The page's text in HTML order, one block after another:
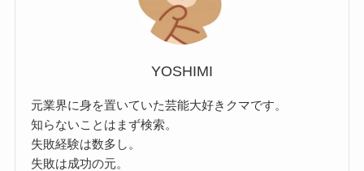
YOSHIMI
元業界に身を置いていた芸能大好きクマです。
知らないことはまず検索。
失敗経験は数多し。
失敗は成功の元。